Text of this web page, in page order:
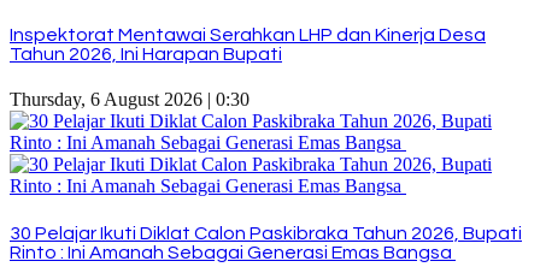
Inspektorat Mentawai Serahkan LHP dan Kinerja Desa
Tahun 2026, Ini Harapan Bupati
Thursday, 6 August 2026 | 0:30
30 Pelajar Ikuti Diklat Calon Paskibraka Tahun 2026, Bupati
Rinto : Ini Amanah Sebagai Generasi Emas Bangsa